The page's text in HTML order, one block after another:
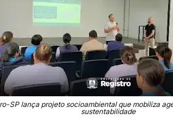
SP lança projeto socioambiental que mobiliza
sustentabilidade